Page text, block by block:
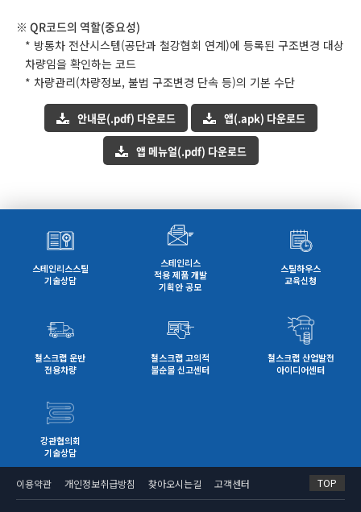
※ QR코드의 역할(중요성)
* 방통차 전산시스템(공단과 철강협회 연계)에 등록된 구조변경 대상
차량임을 확인하는 코드
* 차량관리(차량정보, 불법 구조변경 단속 등)의 기본 수단
안내문(.pdf) 다운로드 앱(.apk) 다운로드
앱 메뉴얼(.pdf) 다운로드
스테인리스스틸
기술상담
스테인리스
적용 제품 개발
기획안 공모
스틸하우스
교육신청
철스크랩 운반
전용차량
철스크랩 고의적
불순물 신고센터
철스크랩 산업발전
아이디어센터
강관협의회
기술상담
이용약관 개인정보취급방침 찾아오시는길 고객센터 TOP